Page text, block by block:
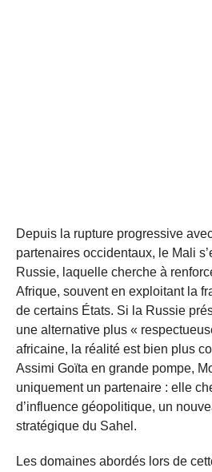
Depuis la rupture progressive
partenaires occidentaux, le Mali
Russie, laquelle cherche à
Afrique, souvent en exploitant la
de certains États. Si la Russie
une alternative plus «
africaine, la réalité est bien plus
Assimi Goïta en grande pompe,
uniquement un partenaire : elle
d’influence géopolitique, un
stratégique du Sahel.
Les domaines abordés lors de